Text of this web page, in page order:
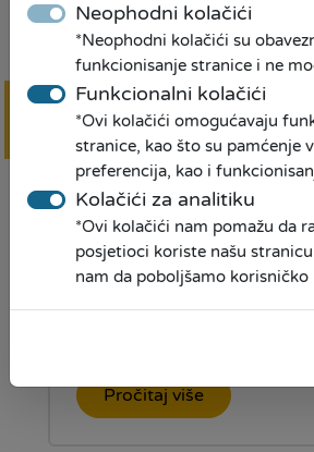
18.10.2019
Pročitaj više
Karate turnir- "Master
Sarajevo 2019."
Pročitaj više
Neophodni kolačići
*Neophodni kolačići su
funkcionisanje stranice i ne
Funkcionalni kolačići
*Ovi kolačići omogućavaju
stranice, kao što su pamćenje
preferencija, kao i
Kolačići za analitiku
*Ovi kolačići nam pomažu da
posjetioci koriste našu
nam da poboljšamo korisničko